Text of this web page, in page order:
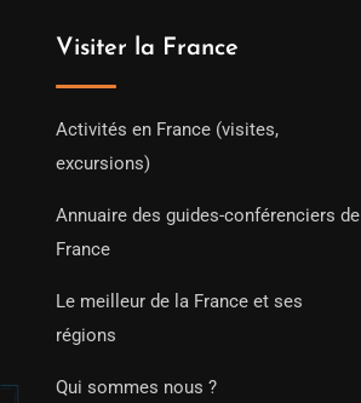
Visiter la France
Activités en France (visites,
excursions)
Annuaire des guides-conférenciers de
France
Le meilleur de la France et ses
régions
Qui sommes nous ?